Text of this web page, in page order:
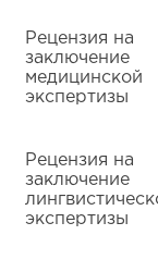
Рецензия на
заключение
медицинской
экспертизы
Рецензия на
заключение
экспертизы